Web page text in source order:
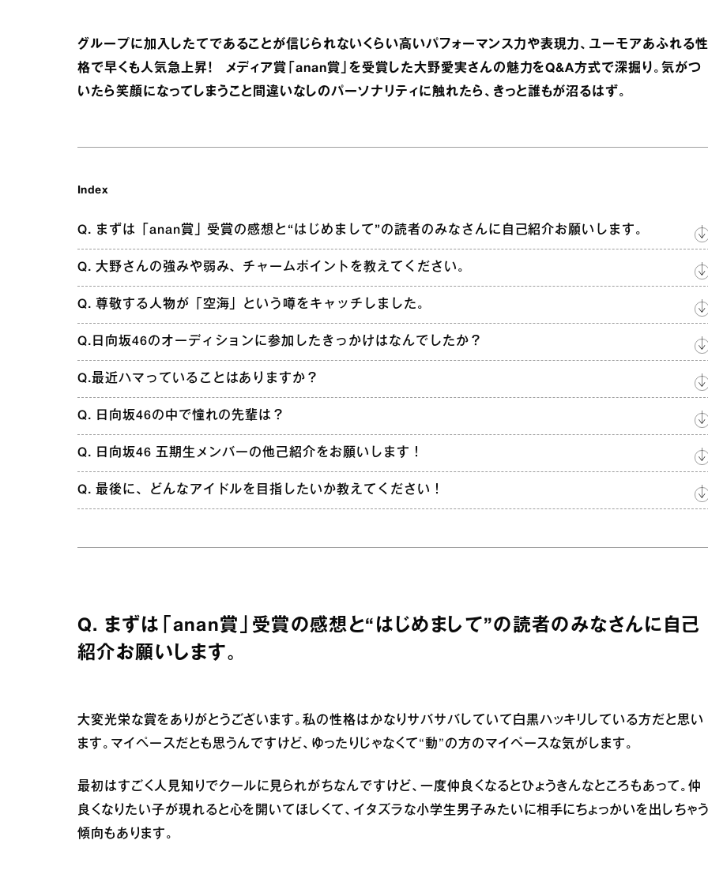
グループに加入したてであることが信じられないくらい高いパフォーマンス力や表現力、ユーモアあふれる
格で早くも人気急上昇！ メディア賞「anan賞」を受賞した大野愛実さんの魅力をQ&A方式で深掘り。気がつ
いたら笑顔になってしまうこと間違いなしのパーソナリティに触れたら、きっと誰もが沼るはず。
Index
Q. まずは「anan賞」受賞の感想と“はじめまして”の読者のみなさんに自己紹介お願いします。
Q. 大野さんの強みや弱み、チャームポイントを教えてください。
Q. 尊敬する人物が「空海」という噂をキャッチしました。
Q.日向坂46のオーディションに参加したきっかけはなんでしたか？
Q.最近ハマっていることはありますか？
Q. 日向坂46の中で憧れの先輩は？
Q. 日向坂46 五期生メンバーの他己紹介をお願いします！
Q. 最後に、どんなアイドルを目指したいか教えてください！
Q. まずは「anan賞」受賞の感想と“はじめまして”の読者のみなさんに自己
紹介お願いします。
大変光栄な賞をありがとうございます。私の性格はかなりサバサバしていて白黒ハッキリしている方だと思い
ます。マイペースだとも思うんですけど、ゆったりじゃなくて“動”の方のマイペースな気がします。
最初はすごく人見知りでクールに見られがちなんですけど、一度仲良くなるとひょうきんなところもあって。仲
良くなりたい子が現れると心を開いてほしくて、イタズラな小学生男子みたいに相手にちょっかいを出しちゃ
傾向もあります。